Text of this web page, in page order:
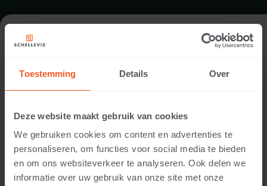
Toestemming Details Over
Deze website maakt gebruik van cookies
We gebruiken cookies om content en advertenties te
personaliseren, om functies voor social media te bieden
en om ons websiteverkeer te analyseren. Ook delen we
informatie over uw gebruik van onze site met onze
FORMAT - BLOCKSTUFENECKE 37
SORTIMENT STUFEN